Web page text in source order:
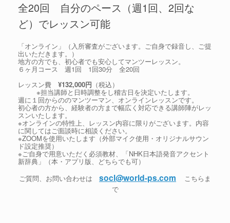
全20回 自分のペース（週1回、2回な
ど）でレッスン可能
「オンライン」（入所審査がございます。ご自身で録音し、ご提
出いただきます。）
地方の方でも、初心者でも安心してマンツーレッスン。
６ヶ月コース 週1回 1回30分 全20回
レッスン費 ¥132,000円 （税込）
※担当講師と日時調整をし稽古日を決定いたします。
週に１回からののマンツーマン、オンラインレッスンです。
初心者の方から、経験者の方まで幅広く対応できる講師陣がレッ
スンいたします。
※オンラインの特性上、レッスン内容に限りがございます。内容
に関してはご面談時に相談ください。
※ZOOMを使用いたします（外部マイク使用・オリジナルサウン
ド設定推奨）
※ご自身で用意いただく必須教材、「NHK日本語発音アクセント
新辞典」（本・アプリ版、どちらでも可）
ご質問、お問い合わせは socl@world-ps.com
こちらま
で